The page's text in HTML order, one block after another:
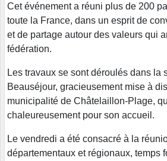
Cet événement a réuni plus de 200
toute la France, dans un esprit de
et de partage autour des valeurs qui
fédération.
Les travaux se sont déroulés dans la
Beauséjour, gracieusement mise à
municipalité de Châtelaillon-Plage,
chaleureusement pour son accueil.
Le vendredi a été consacré à la
départementaux et régionaux, temps